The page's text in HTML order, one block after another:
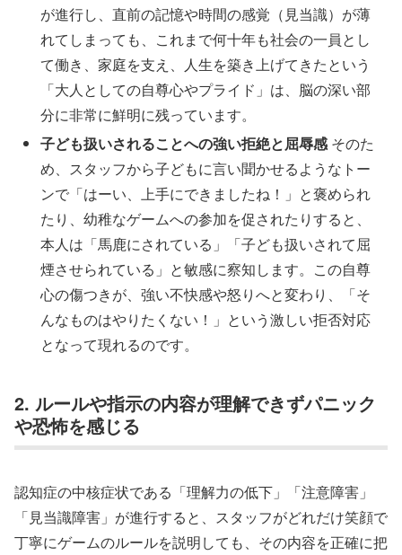
が進行し、直前の記憶や時間の感覚（見当識）が薄
れてしまっても、これまで何十年も社会の一員とし
て働き、家庭を支え、人生を築き上げてきたという
「大人としての自尊心やプライド」は、脳の深い部
分に非常に鮮明に残っています。
子ども扱いされることへの強い拒絶と屈辱感そのた
め、スタッフから子どもに言い聞かせるようなトー
ンで「はーい、上手にできましたね！」と褒められ
たり、幼稚なゲームへの参加を促されたりすると、
本人は「馬鹿にされている」「子ども扱いされて屈
煙させられている」と敏感に察知します。この自尊
心の傷つきが、強い不快感や怒りへと変わり、「そ
んなものはやりたくない！」という激しい拒否対応
となって現れるのです。
2. ルールや指示の内容が理解できずパニック
や恐怖を感じる
認知症の中核症状である「理解力の低下」「注意障害」
「見当識障害」が進行すると、スタッフがどれだけ笑顔で
丁寧にゲームのルールを説明しても、その内容を正確に把